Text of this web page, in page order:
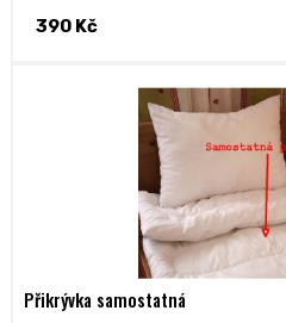
390 Kč
Přikrývka samostatná